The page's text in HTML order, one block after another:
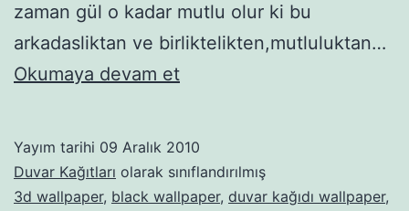
zaman gül o kadar mutlu olur ki bu
arkadasliktan ve birliktelikten,mutluluktan…
Okumaya devam etWallpaper
Yayım tarihi 09 Aralık 2010
Duvar Kağıtları olarak sınıflandırılmış
3d wallpaper, black wallpaper, duvar kağıdı wallpaper,